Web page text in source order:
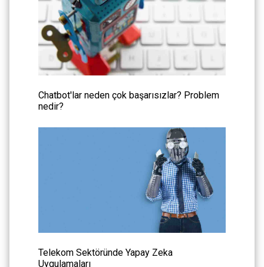
Chatbot'lar neden çok başarısızlar? Problem
nedir?
Telekom Sektöründe Yapay Zeka
Uygulamaları